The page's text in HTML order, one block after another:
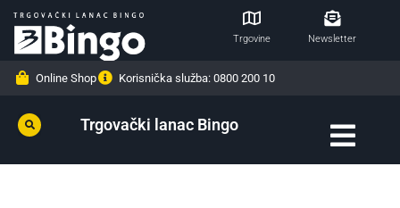
Trgovine Newsletter
Online Shop Korisnička služba: 0800 200 10
Trgovački lanac Bingo